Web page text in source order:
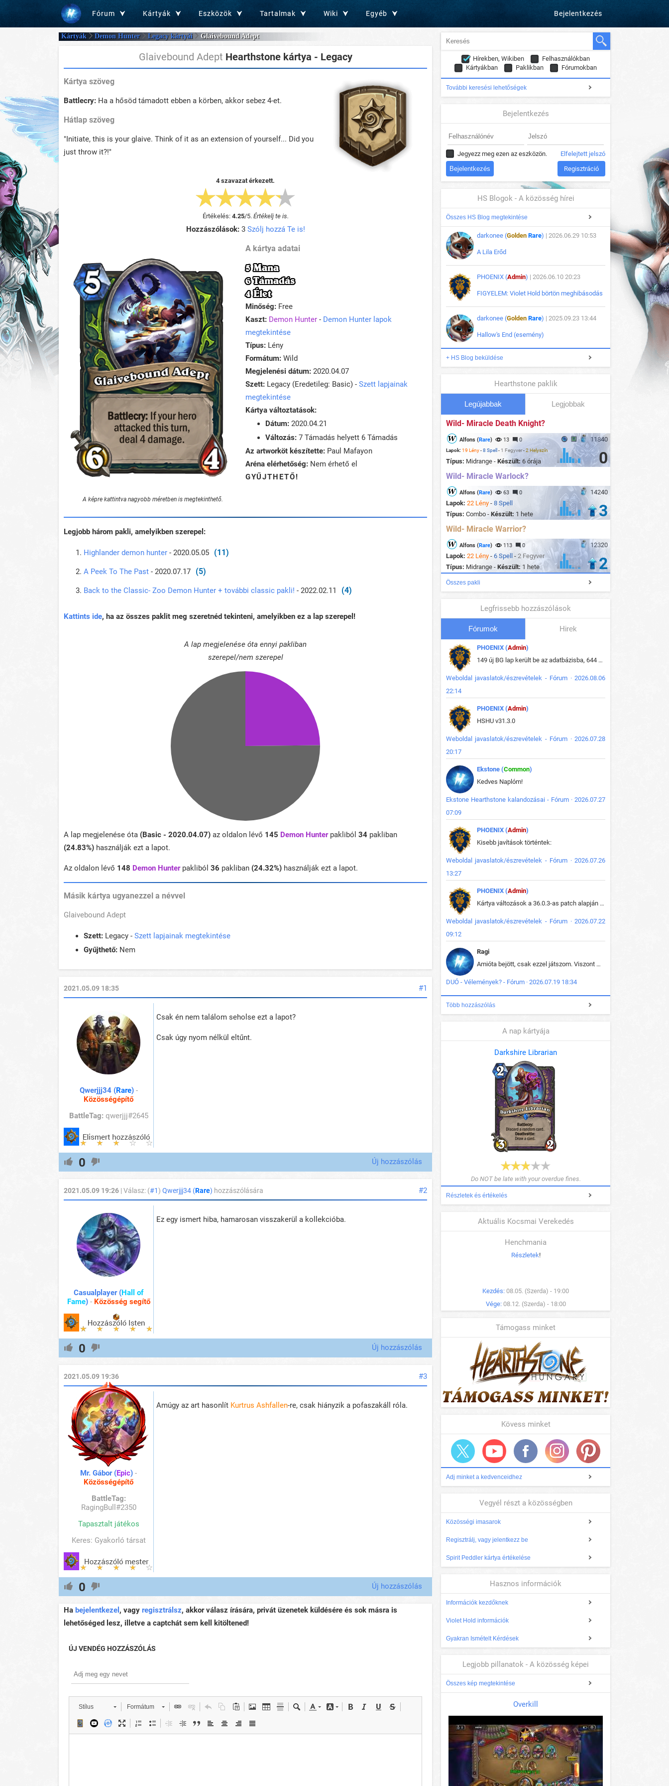
Fórum Kártyák Eszközök Tartalmak Wiki Egyéb Bejelentkezés
Kártyák Demon Hunter Legacy kártyái Glaivebound Adept
Glaivebound Adept Hearthstone kártya - Legacy
Kártya szöveg
Battlecry: Ha a hősöd támadott ebben a körben, akkor sebez 4-et.
Hátlap szöveg
"Initiate, this is your glaive. Think of it as an extension of yourself... Did you
just throw it?!"
4 szavazat érkezett.
Értékelés: 4.25/5. Értékelj te is.
Hozzászólások:3 Szólj hozzá Te is!
A képre kattintva nagyobb méretben is megtekinthető.
A kártya adatai
5 Mana
6 Támadás
4 Élet
Minőség: Free
Kaszt: Demon Hunter - Demon Hunter lapok
megtekintése
Típus: Lény
Formátum: Wild
Megjelenési dátum: 2020.04.07
Szett: Legacy (Eredetileg: Basic) - Szett lapjainak
megtekintése
Kártya változtatások:
Dátum: 2020.04.21
Változás: 7 Támadás helyett 6 Támadás
Az artworköt készítette: Paul Mafayon
Aréna elérhetőség: Nem érhető el
GYŰJTHETŐ!
Legjobb három pakli, amelyikben szerepel:
Highlander demon hunter - 2020.05.05 (11)
A Peek To The Past - 2020.07.17 (5)
Back to the Classic- Zoo Demon Hunter + további classic pakli! - 2022.02.11 (4)
Kattints ide, ha az összes paklit meg szeretnéd tekinteni, amelyikben ez a lap szerepel!
A lap megjelenése óta ennyi pakliban
szerepel/nem szerepel
A lap megjelenése óta (Basic - 2020.04.07) az oldalon lévő 145 Demon Hunterpakliból 34 pakliban
(24.83%) használják ezt a lapot.
Az oldalon lévő 148 Demon Hunterpakliból 36 pakliban (24.32%) használják ezt a lapot.
Másik kártya ugyanezzel a névvel
Glaivebound Adept
Szett: Legacy - Szett lapjainak megtekintése
Gyűjthető: Nem
#1
2021.05.09 18:35
Qwerjjj34 (Rare)-
Közösségépítő
BattleTag: qwerjjj#2645
Csak én nem találom seholse ezt a lapot?
Csak úgy nyom nélkül eltűnt.
0 Új hozzászólás
#2
2021.05.09 19:26 | Válasz: (#1) Qwerjjj34 (Rare) hozzászólására
Casualplayer (Hall of
Fame)- Közösség segítő
Ez egy ismert hiba, hamarosan visszakerül a kollekcióba.
0 Új hozzászólás
#3
2021.05.09 19:36
Mr. Gábor (Epic) -
Közösségépítő
BattleTag:
RagingBull#2350
Tapasztalt játékos
Keres: Gyakorló társat
Amúgy az art hasonlít Kurtrus Ashfallen-re, csak hiányzik a pofaszakáll róla.
0 Új hozzászólás
Ha bejelentkezel , vagy regisztrálsz, akkor válasz írására, privát üzenetek küldésére és sok másra is
lehetőséged lesz, illetve a captchát sem kell kitöltened!
ÚJ VENDÉG HOZZÁSZÓLÁS
Stílus Formátum
Hírekben, Wikiben
Felhasználókban
Kártyákban
Paklikban Fórumokban
További keresési lehetőségek
Bejelentkezés
Jegyezz meg ezen az eszközön. Elfelejtett jelszó
Regisztráció
HS Blogok - A közösség hírei
Összes HS Blog megtekintése
darkonee (Golden Rare) | 2026.06.29 10:53
A Lila Erőd
PHOENIX (Admin) | 2026.06.10 20:23
FIGYELEM: Violet Hold börtön meghibásodás
darkonee (Golden Rare) | 2025.09.23 13:44
Hallow's End (esemény)
+ HS Blog beküldése
Hearthstone paklik
Legújabbak Legjobbak
Wild- Miracle Death Knight?
11840
Alfons (Rare) 13 0
Lapok: 19 Lény-8 Spell - 1 Fegyver-2 Helyszín
Típus: Midrange - Készült: 6 órája 0
Wild- Miracle Warlock?
14240
Alfons (Rare) 63 0
Lapok: 22 Lény - 8 Spell
Típus: Combo - Készült: 1 hete 3
Wild- Miracle Warrior?
12320
Alfons (Rare) 113 0
Lapok: 22 Lény - 6 Spell - 2 Fegyver
Típus: Midrange - Készült: 1 hete 2
Összes pakli
Legfrissebb hozzászólások
Fórumok Hirek
PHOENIX (Admin)
149 új BG lap került be az adatbázisba, 644 db meglévő BG lap módosult, bekerültek az új képek a megváltozott lapokhoz is.
Weboldal javaslatok/észrevételek - Fórum · 2026.08.06
22:14
PHOENIX (Admin)
HSHU v31.3.0
Weboldal javaslatok/észrevételek - Fórum · 2026.07.28
20:17
Ekstone (Common)
Kedves Naplóm!
Ekstone Hearthstone kalandozásai - Fórum · 2026.07.27
07:09
PHOENIX (Admin)
Kisebb javítások történtek:
Weboldal javaslatok/észrevételek - Fórum · 2026.07.26
13:27
PHOENIX (Admin)
Kártya változások a 36.0.3-as patch alapján frissítve az adatbázisban (képek is cserélve).
Weboldal javaslatok/észrevételek - Fórum · 2026.07.22
09:12
Ragi
Amióta bejött, csak ezzel játszom. Viszont mint minden más - akár az alapjáték is, ez is baromira összetett lett. Néha már pár kör után is esélytelen az egész. Vagy irreállisan túltápol valaki, vagy lelép a partner, vagy csak hülye mint a segg. És amikor eljönne az én időm, na akkor jön el mindenki másé is. Engem jobban érdekelne, hogy ki milyen ratingen szokott játszani. Na ez lenne egy érdekes adat.
DUÓ - Vélemények? - Fórum · 2026.07.19 18:34
Több hozzászólás
A nap kártyája
Darkshire Librarian
Do NOT be late with your overdue fines.
Részletek és értékelés
Aktuális Kocsmai Verekedés
Henchmania
Részletek!
Kezdés: 08.05. (Szerda) - 19:00
Vége: 08.12. (Szerda) - 18:00
Támogass minket
Kövess minket
Adj minket a kedvenceidhez
Vegyél részt a közösségben
Közösségi imasarok
Regisztrálj, vagy jelentkezz be
Spirit Peddler kártya értékelése
Hasznos információk
Információk kezdőknek
Violet Hold információk
Gyakran Ismételt Kérdések
Legjobb pillanatok - A közösség képei
Összes kép megtekintése
Overkill